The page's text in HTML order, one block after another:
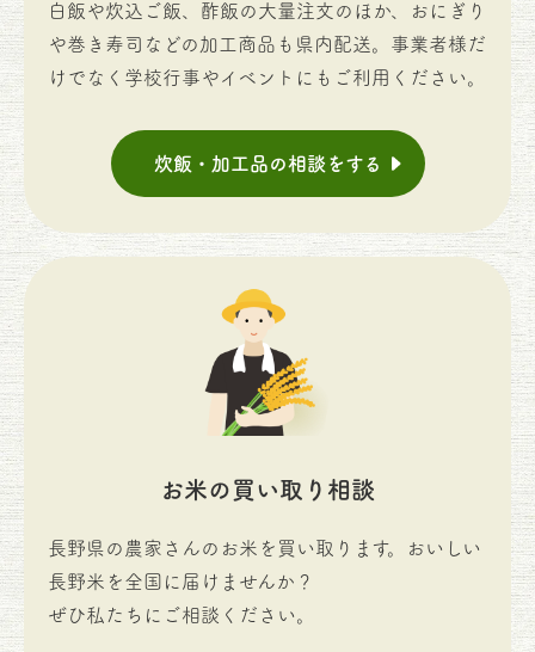
白飯や炊込ご飯、酢飯の大量注文のほか、おにぎり
や巻き寿司などの加工商品も県内配送。事業者様だ
けでなく学校行事やイベントにもご利用ください。
炊飯・加工品の相談をする
お米の買い取り相談
長野県の農家さんのお米を買い取ります。おいしい
長野米を全国に届けませんか？
ぜひ私たちにご相談ください。